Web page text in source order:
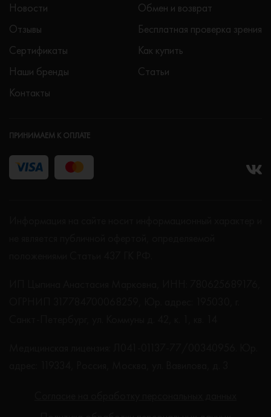
Новости
Отзывы
Сертификаты
Наши бренды
Контакты
Обмен и возврат
Бесплатная проверка зрения
Как купить
Статьи
ПРИНИМАЕМ К ОПЛАТЕ